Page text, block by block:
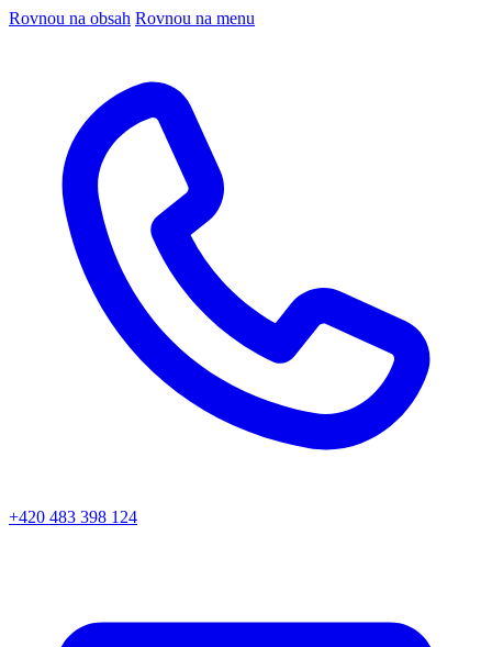
Rovnou na obsah Rovnou na menu
+420 483 398 124